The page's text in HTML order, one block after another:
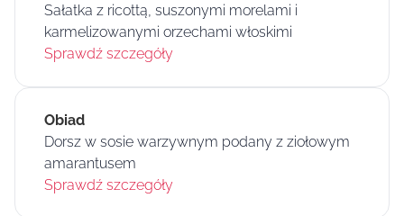
Sałatka z ricottą, suszonymi morelami i
karmelizowanymi orzechami włoskimi
Sprawdź szczegóły
Obiad
Dorsz w sosie warzywnym podany z ziołowym
amarantusem
Sprawdź szczegóły